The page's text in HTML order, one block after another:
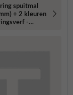
spuitmal
+ 2 kleuren
-